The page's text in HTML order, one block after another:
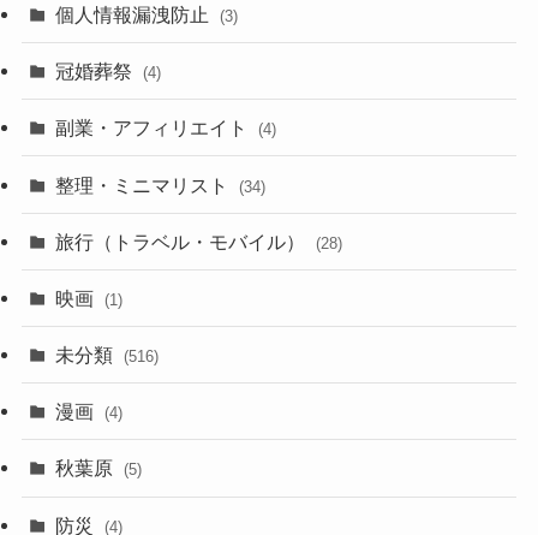
(6)
(8)
(9)
(3)
(3)
(3)
(6)
(20)
(31)
個人情報漏洩防止 (3)
冠婚葬祭 (4)
副業・アフィリエイト (4)
整理・ミニマリスト (34)
旅行（トラベル・モバイル） (28)
映画 (1)
未分類 (516)
漫画 (4)
秋葉原 (5)
防災 (4)